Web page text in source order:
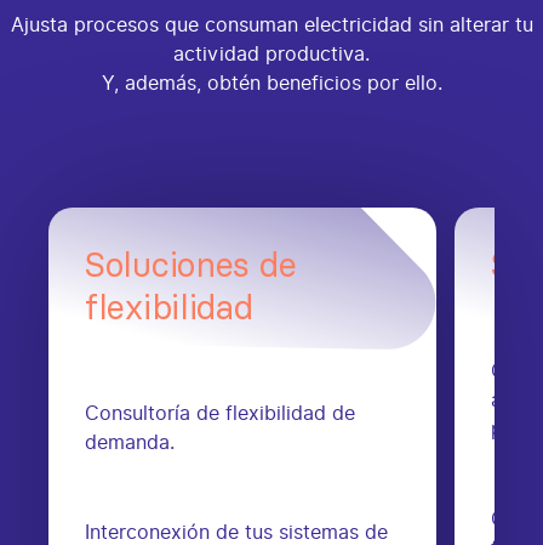
Ajusta procesos que consuman electricidad sin alterar tu
actividad productiva.
Y, además, obtén beneficios por ello.
Soluciones de
flexibilidad
Consultoría de flexibilidad de
demanda.
Interconexión de tus sistemas de